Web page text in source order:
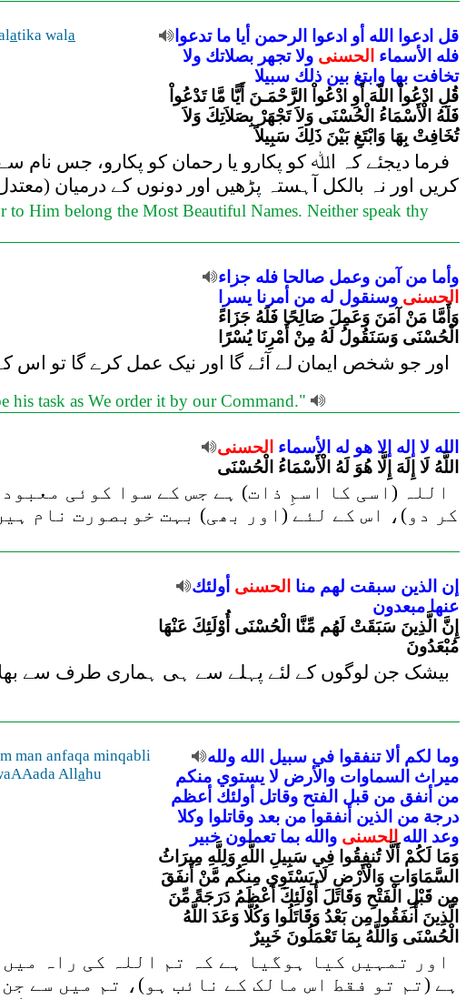
atika wala
قل ادعوا الله أو ادعوا الرحمن أيا ما تدعوا
فله الأسماء الحسنى ولا تجهر بصلاتك ولا
تخافت بها وابتغ بين ذلك سبيلا
قُلِ ادْعُواْ اللّهَ أَوِ ادْعُواْ الرَّحْمَـنَ أَيًّا مَّا تَدْعُواْ
فَلَهُ الْأَسْمَاءُ الْحُسْنَى وَلاَ تَجْهَرْ بِصَلاَتِكَ وَلاَ
تُخَافِتْ بِهَا وَابْتَغِ بَيْنَ ذَلِكَ سَبِيلاً
فرما دیجئے کہ اﷲ کو پکارو یا رحمان کو پکارو، جس نام
کریں اور نہ بالکل آہستہ پڑھیں اور دونوں کے درمیان
Him belong the Most Beautiful Names. Neither speak thy
وأما من آمن وعمل صالحا فله جزاء
الحسنى وسنقول له من أمرنا يسرا
وَأَمَّا مَنْ آمَنَ وَعَمِلَ صَالِحًا فَلَهُ جَزَاءً
الْحُسْنَى وَسَنَقُولُ لَهُ مِنْ أَمْرِنَا يُسْرًا
اور جو شخص ایمان لے آئے گا اور نیک عمل کرے گا تو اس
his task as We order it by our Command."
الله لا إله إلا هو له الأسماء الحسنى
اللَّهُ لَا إِلَهَ إِلَّا هُوَ لَهُ الْأَسْمَاءُ الْحُسْنَى
اللہ (اسی کا اسمِ ذات) ہے جس کے سوا کوئی
کر دو)، اس کے لئے (اور بھی) بہت خوبصورت نام
إن الذين سبقت لهم منا الحسنى أولئك
عنها مبعدون
إِنَّ الَّذِينَ سَبَقَتْ لَهُم مِّنَّا الْحُسْنَى أُوْلَئِكَ عَنْهَا
مُبْعَدُونَ
بیشک جن لوگوں کے لئے پہلے سے ہی ہماری طرف سے
man anfaqa minqabli
Allahu
وما لكم ألا تنفقوا في سبيل الله ولله
ميراث السماوات والأرض لا يستوي منكم
من أنفق من قبل الفتح وقاتل أولئك أعظم
درجة من الذين أنفقوا من بعد وقاتلوا وكلا
وعد الله الحسنى والله بما تعملون خبير
وَمَا لَكُمْ أَلَّا تُنفِقُوا فِي سَبِيلِ اللَّهِ وَلِلَّهِ مِيرَاثُ
السَّمَاوَاتِ وَالْأَرْضِ لَا يَسْتَوِي مِنكُم مَّنْ أَنفَقَ
مِن قَبْلِ الْفَتْحِ وَقَاتَلَ أُوْلَئِكَ أَعْظَمُ دَرَجَةً مِّنَ
الَّذِينَ أَنفَقُوا مِن بَعْدُ وَقَاتَلُوا وَكُلًّا وَعَدَ اللَّهُ
الْحُسْنَى وَاللَّهُ بِمَا تَعْمَلُونَ خَبِيرٌ
اور تمہیں کیا ہوگیا ہے کہ تم اللہ کی راہ
ہے (تم تو فقط اس مالک کے نائب ہو)، تم میں سے